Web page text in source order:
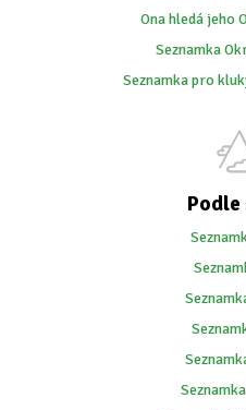
Ona hledá jeho
Seznamka
Seznamka pro
Podle